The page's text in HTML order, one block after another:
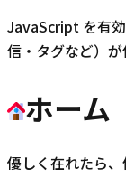
JavaScript を有
信・タグなど）が
ホーム
優しく在れたら